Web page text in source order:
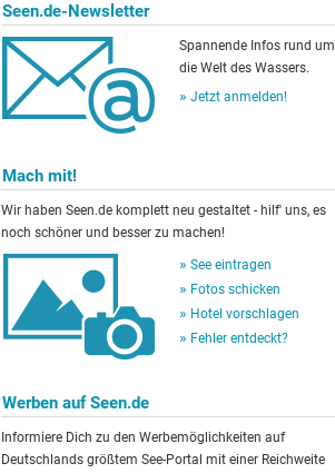
Seen.de-Newsletter
Spannende Infos rund um
die Welt des Wassers.
Jetzt anmelden!
Mach mit!
Wir haben Seen.de komplett neu gestaltet - hilf' uns, es
noch schöner und besser zu machen!
See eintragen
Fotos schicken
Hotel vorschlagen
Fehler entdeckt?
Werben auf Seen.de
Informiere Dich zu den Werbemöglichkeiten auf
Deutschlands größtem See-Portal mit einer Reichweite